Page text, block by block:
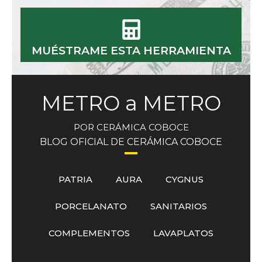
MUÉSTRAME ESTA HERRAMIENTA
METRO a METRO
POR CERÁMICA COBOCE
BLOG OFICIAL DE CERÁMICA COBOCE
PATRIA AURA CYGNUS
PORCELANATO SANITARIOS
COMPLEMENTOS LAVAPLATOS